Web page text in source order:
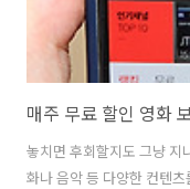
매주 무료 할인 영화
놓치면 후회할지도 그냥 지
화나 음악 등 다양한 컨텐